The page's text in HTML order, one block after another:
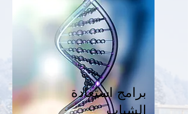
برامج استعادة
الشباب